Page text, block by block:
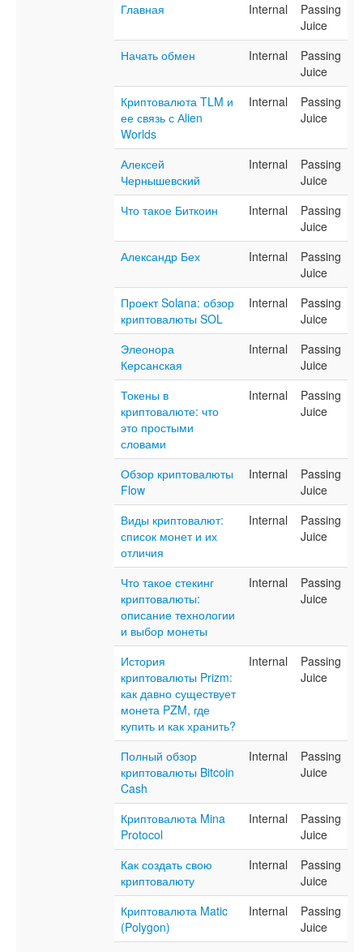
Главная
Internal
Passing
Juice
Начать обмен
Internal
Passing
Juice
Криптовалюта TLM и
ее связь с Аlien
Worlds
Internal
Passing
Juice
Алексей
Чернышевский
Internal
Passing
Juice
Что такое Биткоин
Internal
Passing
Juice
Александр Бех
Internal
Passing
Juice
Проект Solana: обзор
криптовалюты SOL
Internal
Passing
Juice
Элеонора
Керсанская
Internal
Passing
Juice
Токены в
криптовалюте: что
это простыми
словами
Internal
Passing
Juice
Обзор криптовалюты
Flow
Internal
Passing
Juice
Виды криптовалют:
список монет и их
отличия
Internal
Passing
Juice
Что такое стекинг
криптовалюты:
описание технологии
и выбор монеты
Internal
Passing
Juice
История
криптовалюты Prizm:
как давно существует
монета PZM, где
купить и как хранить?
Internal
Passing
Juice
Полный обзор
криптовалюты Bitcoin
Cash
Internal
Passing
Juice
Криптовалюта Mina
Protocol
Internal
Passing
Juice
Как создать свою
криптовалюту
Internal
Passing
Juice
Криптовалюта Matic
(Polygon)
Internal
Passing
Juice